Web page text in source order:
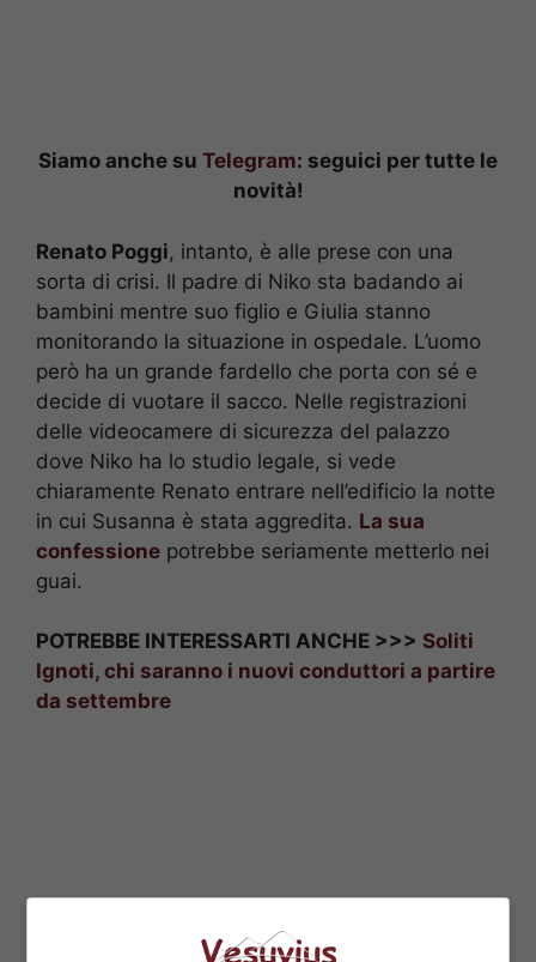
Siamo anche su Telegram: seguici per tutte le
novità!
Renato Poggi, intanto, è alle prese con una
sorta di crisi. Il padre di Niko sta badando ai
bambini mentre suo figlio e Giulia stanno
monitorando la situazione in ospedale. L’uomo
però ha un grande fardello che porta con sé e
decide di vuotare il sacco. Nelle registrazioni
delle videocamere di sicurezza del palazzo
dove Niko ha lo studio legale, si vede
chiaramente Renato entrare nell’edificio la notte
in cui Susanna è stata aggredita. La sua
confessione potrebbe seriamente metterlo nei
guai.
POTREBBE INTERESSARTI ANCHE >>> Soliti
Ignoti, chi saranno i nuovi conduttori a partire
da settembre